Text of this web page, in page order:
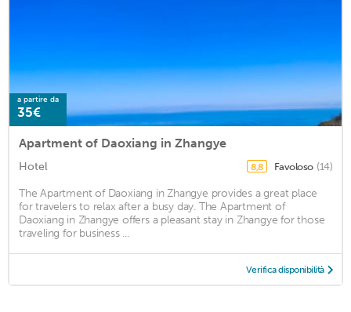
a partire da
35€
Apartment of Daoxiang in Zhangye
Hotel 8,8 Favoloso (14)
The Apartment of Daoxiang in Zhangye provides a great place
for travelers to relax after a busy day. The Apartment of
Daoxiang in Zhangye offers a pleasant stay in Zhangye for those
traveling for business ...
Verifica disponibilità